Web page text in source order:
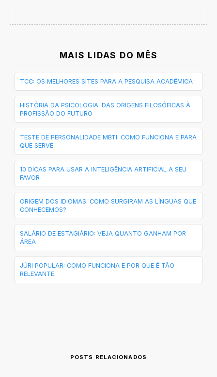
MAIS LIDAS DO MÊS
TCC: OS MELHORES SITES PARA A PESQUISA ACADÊMICA
HISTÓRIA DA PSICOLOGIA: DAS ORIGENS FILOSÓFICAS À
PROFISSÃO DO FUTURO
TESTE DE PERSONALIDADE MBTI: COMO FUNCIONA E PARA
QUE SERVE
10 DICAS PARA USAR A INTELIGÊNCIA ARTIFICIAL A SEU
FAVOR
ORIGEM DOS IDIOMAS: COMO SURGIRAM AS LÍNGUAS QUE
CONHECEMOS?
SALÁRIO DE ESTAGIÁRIO: VEJA QUANTO GANHAM POR
ÁREA
JÚRI POPULAR: COMO FUNCIONA E POR QUE É TÃO
RELEVANTE
POSTS RELACIONADOS